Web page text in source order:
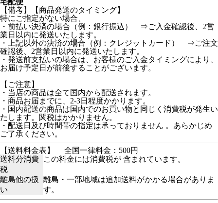
宅配便
【備考】【商品発送のタイミング】
特にご指定がない場合、
・前払い決済の場合（例：銀行振込） ⇒ご入金確認後、2営
業日以内に発送いたします。
・上記以外の決済の場合（例：クレジットカード） ⇒ご注文
確認後、2営業日以内に発送いたします。
・発送前支払いの場合は、お客様のご入金タイミングにより、
お届け予定日が前後することがございます。
【ご注意】
・当店の商品は全て国内から配送されます。
・商品お届までに、2-3日程度かかります。
・国内配送の商品は国内でのお買い物と同じく消費税が発生い
たします。関税はかかりません。
・配送日及び時間帯の指定は承っておりません 。あらかじめ
ご了承ください。
【送料料金表】
全国一律料金：500円
送料分消費
税
この料金には消費税が 含まれています。
離島他の扱
い
離島・一部地域は追加送料がかかる場合がありま
す。